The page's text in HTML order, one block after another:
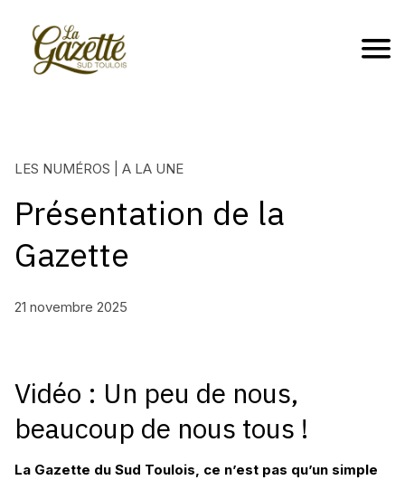
LES NUMÉROS | A LA UNE
Présentation de la
Gazette
21 novembre 2025
La Gazette du Sud Toulois, ce n’est pas qu’un simple